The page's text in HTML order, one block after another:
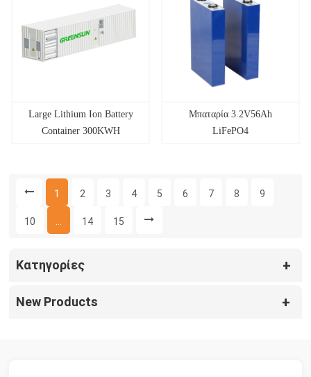
Large Lithium Ion Battery
Container 300KWH
Μπαταρία 3.2V56Ah
LiFePO4
1 2 3 4 5 6 7 8 9
10 14 15
Κατηγορίες
New Products